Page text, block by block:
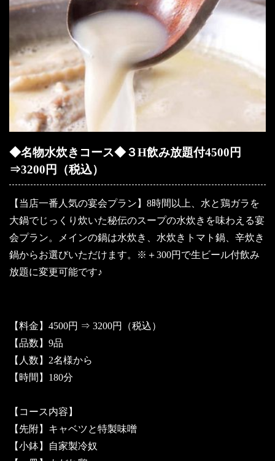
◆名物水炊きコース◆３H飲み放題付4500円
⇒3200円（税込）
【当店一番人気の宴会プラン】8時間以上、水と鶏ガラを
大鍋でじっくり炊いた秘伝のスープの水炊きを味わえる宴
会プラン。メインの鍋は水炊き、水炊きトマト鍋、辛炊き
鍋からお選びいただけます。※＋300円で生ビール付飲み
放題に変更可能です♪
【料金】4500円 ⇒ 3200円（税込）
【品数】9品
【人数】2名様から
【時間】180分
【コース内容】
【先附】キャベツと特製味噌
【小鉢】自家製冷奴